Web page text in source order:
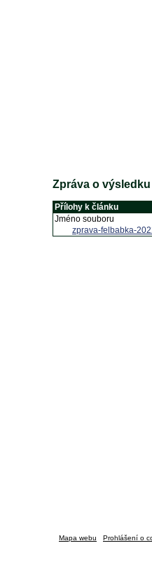
Zpráva o
Přílohy k článku
Jméno souboru
zprava-felbabka-
Mapa webu Prohlášení o